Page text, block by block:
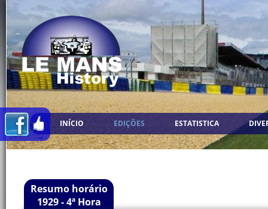
INÍCIO EDIÇÕES ESTATISTICA
Resumo horário
1929 - 4ª Hora